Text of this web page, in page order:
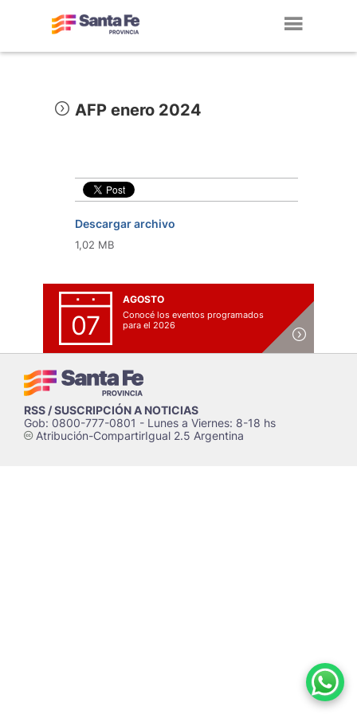
AFP enero 2024
Descargar archivo
1,02 MB
07
AGOSTO
Conocé los eventos programados
para el 2026
RSS / SUSCRIPCIÓN A NOTICIAS
Gob: 0800-777-0801 - Lunes a Viernes: 8-18 hs
cAtribución-CompartirIgual 2.5 Argentina